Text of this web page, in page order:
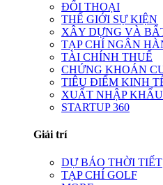
ĐỐI THOẠI
THẾ GIỚI SỰ KIỆN
XÂY DỰNG VÀ
TẠP CHÍ NGÂN
TÀI CHÍNH THUẾ
CHỨNG KHOÁN
TIÊU ĐIỂM KINH
XUẤT NHẬP
STARTUP 360
Giải trí
DỰ BÁO THỜI TIẾT
TẠP CHÍ GOLF